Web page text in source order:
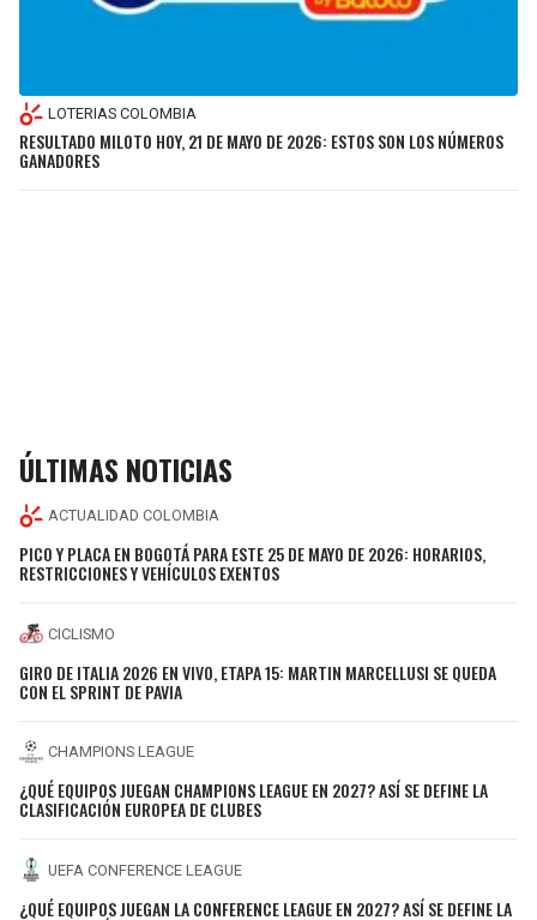
LOTERIAS COLOMBIA
RESULTADO MILOTO HOY, 21 DE MAYO DE 2026: ESTOS SON LOS NÚMEROS
GANADORES
ÚLTIMAS NOTICIAS
ACTUALIDAD COLOMBIA
PICO Y PLACA EN BOGOTÁ PARA ESTE 25 DE MAYO DE 2026: HORARIOS,
RESTRICCIONES Y VEHÍCULOS EXENTOS
CICLISMO
GIRO DE ITALIA 2026 EN VIVO, ETAPA 15: MARTIN MARCELLUSI SE QUEDA
CON EL SPRINT DE PAVIA
CHAMPIONS LEAGUE
¿QUÉ EQUIPOS JUEGAN CHAMPIONS LEAGUE EN 2027? ASÍ SE DEFINE LA
CLASIFICACIÓN EUROPEA DE CLUBES
UEFA CONFERENCE LEAGUE
¿QUÉ EQUIPOS JUEGAN LA CONFERENCE LEAGUE EN 2027? ASÍ SE DEFINE LA